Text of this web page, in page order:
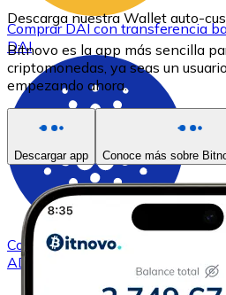
ComprarDAIcon transferencia
DAI
ComprarCardanocon
ADA
Descarga nuestra Wallet auto-
Bitnovo es la app más sencilla
criptomonedas, ya seas un
empezando ahora.
Descargar app Conoce más sobre